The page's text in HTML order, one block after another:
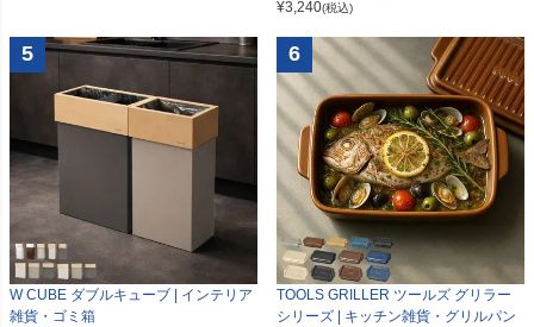
¥3,240(税込)
5
W CUBE ダブルキューブ | インテリア
雑貨・ゴミ箱
6
TOOLS GRILLER ツールズ グリラー
シリーズ | キッチン雑貨・グリルパン